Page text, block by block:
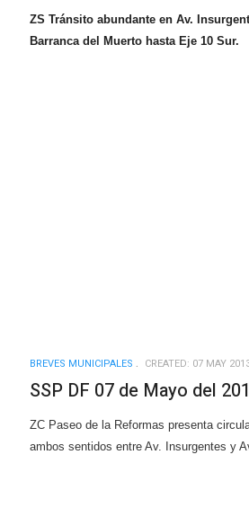
ZS Tránsito abundante en Av.
Barranca del Muerto hasta Eje 10 Sur.
BREVES MUNICIPALES CREATED: 07 MAY
SSP DF 07 de Mayo del
ZC Paseo de la Reformas presenta
ambos sentidos entre Av. Insurgentes y